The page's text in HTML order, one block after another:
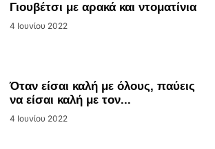
Γιουβέτσι με αρακά και ντοματίνια
4 Ιουνίου 2022
Όταν είσαι καλή με όλους, παύεις
να είσαι καλή με τον...
4 Ιουνίου 2022